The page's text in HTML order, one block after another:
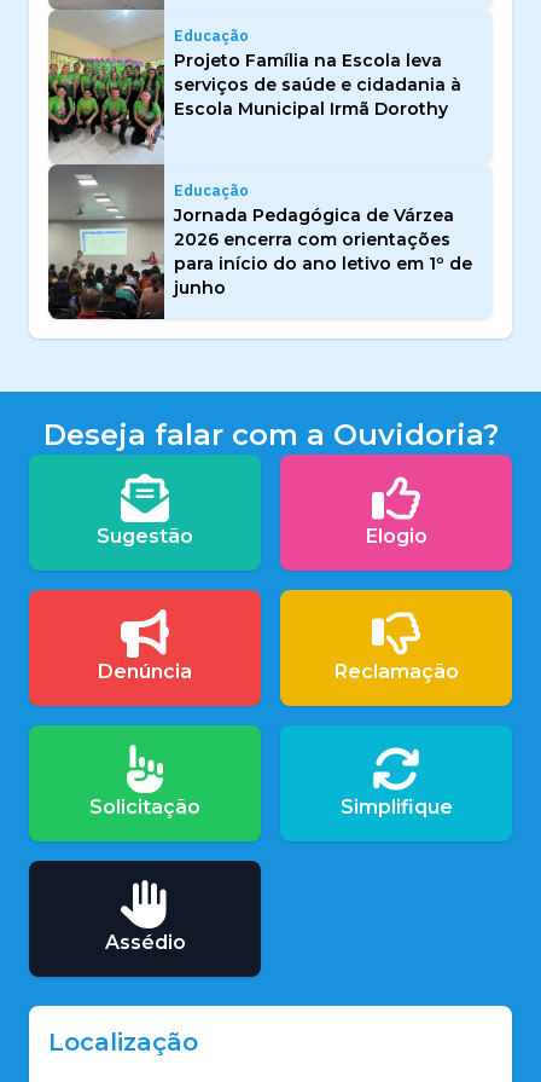
Educação
Projeto Família na Escola leva
serviços de saúde e cidadania à
Escola Municipal Irmã Dorothy
Educação
Jornada Pedagógica de Várzea
2026 encerra com orientações
para início do ano letivo em 1º de
junho
Deseja falar com a Ouvidoria?
Sugestão Elogio
Denúncia Reclamação
Solicitação Simplifique
Assédio
Localização